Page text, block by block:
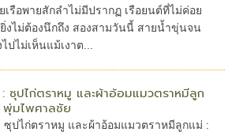
เรือพายสักลำไม่มีปรากฏ เรือยนต์ที่ไม่ค่อย
งไม่ต้องนึกถึง สองสามวันนี้ สายน้ำขุ่นจน
ปไม่เห็นแม้เงาต...
ซุปไก่ตราหมู และผ้าอ้อมแมวตราหมีลูก
มไพศาลชัย
ซุปไก่ตราหมู และผ้าอ้อมแมวตราหมีลูกแม่ :